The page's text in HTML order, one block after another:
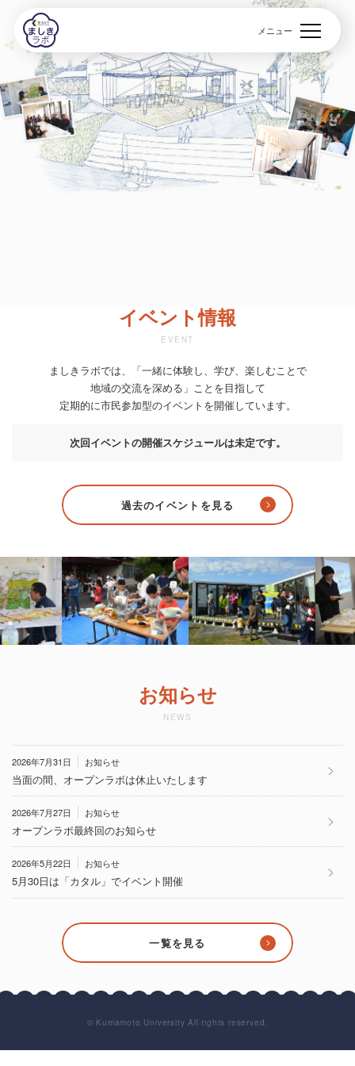
メニュー
イベント情報
EVENT
ましきラボでは、
「一緒に体験し、学び、楽しむことで
地域の交流を深める」ことを目指して
定期的に市民参加型のイベントを開催しています。
次回イベントの開催スケジュールは未定です。
過去のイベントを見る
お知らせ
NEWS
2026年7月31日 お知らせ
当面の間、オープンラボは休止いたします
2026年7月27日 お知らせ
オープンラボ最終回のお知らせ
2026年5月22日 お知らせ
5月30日は「カタル」でイベント開催
一覧を見る
© Kumamoto University All rights reserved.